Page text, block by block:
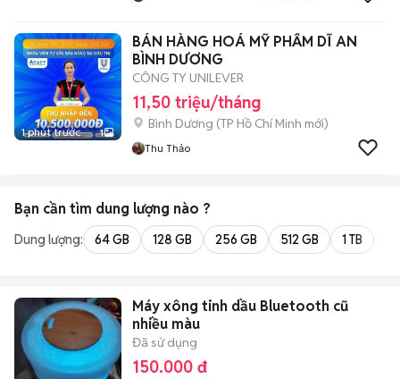
1 phút trước 1
BÁN HÀNG HOÁ MỸ PHẨM DĨ AN
BÌNH DƯƠNG
CÔNG TY UNILEVER
11,50 triệu/tháng
Bình Dương (TP Hồ Chí Minh mới)
Thu Thảo
Bạn cần tìm dung lượng nào ?
Dung lượng: 64 GB 128 GB 256 GB 512 GB 1 TB
Máy xông tinh dầu Bluetooth cũ
nhiều màu
Đã sử dụng
150.000 đ